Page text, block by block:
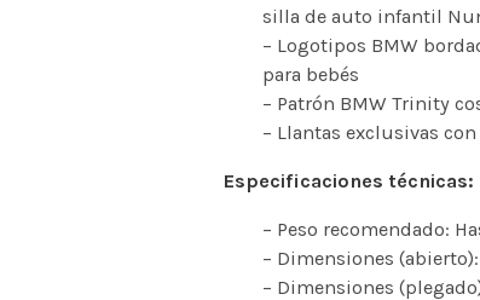
silla de auto infantil
– Logotipos BMW
para bebés
– Patrón BMW Trinity
– Llantas exclusivas
Especificaciones técnicas:
– Peso recomendado:
– Dimensiones (abierto):
– Dimensiones